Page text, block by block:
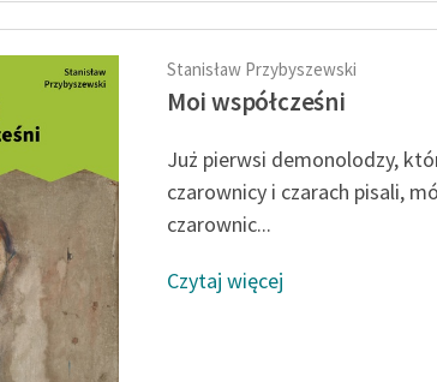
Stanisław Przybyszewski
Moi współcześni
Już pierwsi demonolodzy,
czarownicy i czarach pisali,
czarownic...
Czytaj więcej